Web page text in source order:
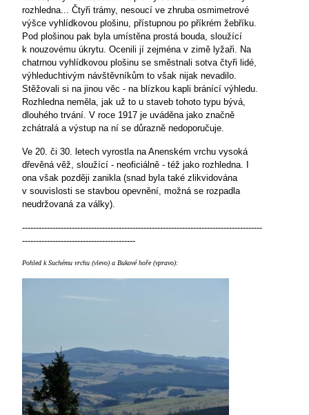
rozhledna... Čtyři trámy, nesoucí ve zhruba osmimetrové
výšce vyhlídkovou plošinu, přístupnou po příkrém žebříku.
Pod plošinou pak byla umístěna prostá bouda, sloužící
k nouzovému úkrytu. Ocenili jí zejména v zimě lyžaři. Na
chatrnou vyhlídkovou plošinu se směstnali sotva čtyři lidé,
výhleduchtivým návštěvníkům to však nijak nevadilo.
Stěžovali si na jinou věc - na blízkou kapli bránící výhledu.
Rozhledna neměla, jak už to u staveb tohoto typu bývá,
dlouhého trvání. V roce 1917 je uváděna jako značně
zchátralá a výstup na ní se důrazně nedoporučuje.
Ve 20. či 30. letech vyrostla na Anenském vrchu vysoká
dřevěná věž, sloužící - neoficiálně - též jako rozhledna. I
ona však později zanikla (snad byla také zlikvidována
v souvislosti se stavbou opevnění, možná se rozpadla
neudržovaná za války).
---------------------------------------------------------------------------------------
-----------------------------------------
Pohled k Suchému vrchu (vlevo) a Bukové hoře (vpravo):